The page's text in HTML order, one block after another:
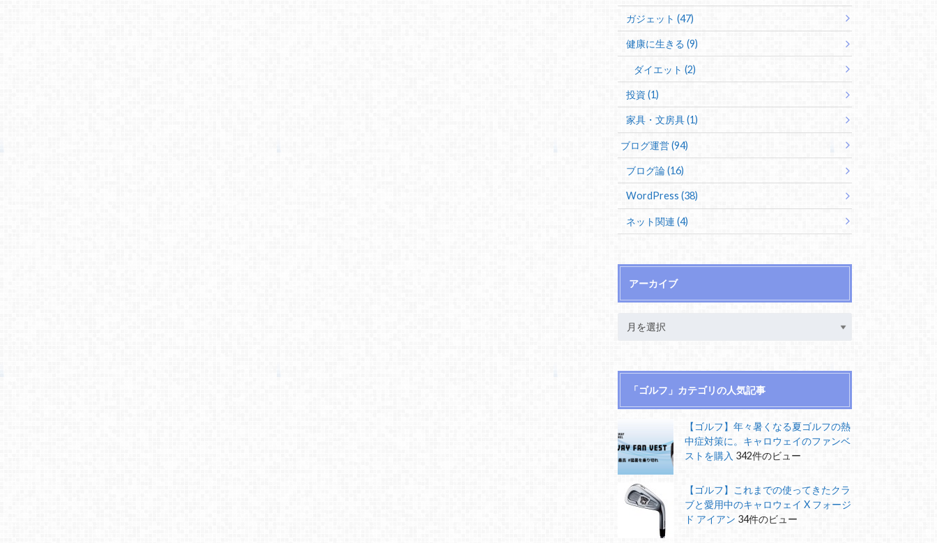
ガジェット (47)
健康に生きる (9)
ダイエット (2)
投資 (1)
家具・文房具 (1)
ブログ運営 (94)
ブログ論 (16)
WordPress (38)
ネット関連 (4)
アーカイブ
「ゴルフ」カテゴリの人気記事
【ゴルフ】年々暑くなる夏ゴルフの熱
中症対策に。キャロウェイのファンベ
ストを購入 342件のビュー
【ゴルフ】これまでの使ってきたクラ
ブと愛用中のキャロウェイ X フォージ
ド アイアン 34件のビュー